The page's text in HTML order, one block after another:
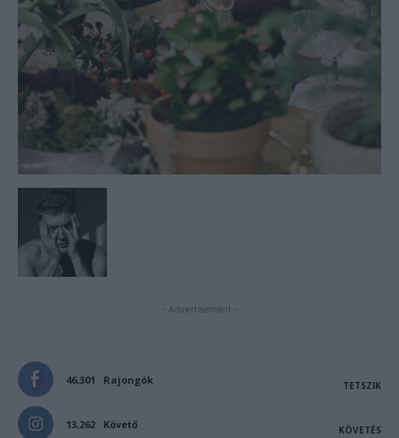
- Advertisement -
46,301 Rajongók TETSZIK
13,262 Követő KÖVETÉS